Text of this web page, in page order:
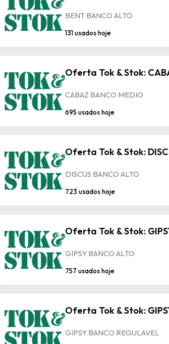
BENT BANCO ALTO
131 usados hoje
Oferta Tok & Stok:
CABAZ BANCO MEDIO
695 usados hoje
Oferta Tok & Stok:
DISCUS BANCO ALTO
723 usados hoje
Oferta Tok & Stok:
GIPSY BANCO ALTO
757 usados hoje
Oferta Tok & Stok:
GIPSY BANCO REGULAVEL